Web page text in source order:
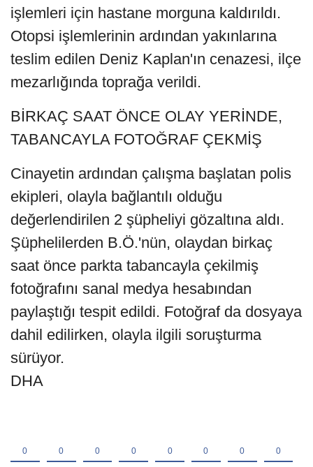
işlemleri için hastane morguna kaldırıldı.
Otopsi işlemlerinin ardından yakınlarına
teslim edilen Deniz Kaplan'ın cenazesi, ilçe
mezarlığında toprağa verildi.
BİRKAÇ SAAT ÖNCE OLAY YERİNDE,
TABANCAYLA FOTOĞRAF ÇEKMİŞ
Cinayetin ardından çalışma başlatan polis
ekipleri, olayla bağlantılı olduğu
değerlendirilen 2 şüpheliyi gözaltına aldı.
Şüphelilerden B.Ö.'nün, olaydan birkaç
saat önce parkta tabancayla çekilmiş
fotoğrafını sanal medya hesabından
paylaştığı tespit edildi. Fotoğraf da dosyaya
dahil edilirken, olayla ilgili soruşturma
sürüyor.
DHA